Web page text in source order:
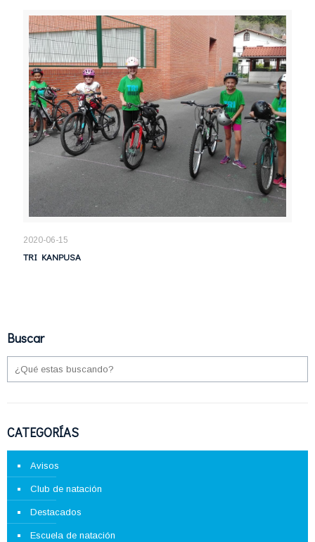
2020-06-15
TRI KANPUSA
Buscar
CATEGORÍAS
Avisos
Club de natación
Destacados
Escuela de natación